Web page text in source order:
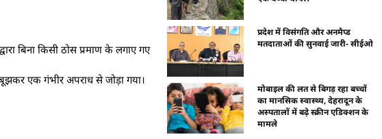
बिना किसी ठोस प्रमाण के लगाए गए
एक गंभीर अपराध से जोड़ा गया।
प्रदेश में विसंगति और अनमैप्ड
मतदाताओं की सुनवाई जारी- सीईओ
मोबाइल की लत से बिगड़ रहा बच्चों
का मानसिक स्वास्थ्य, देहरादून के
अस्पतालों में बढ़े स्क्रीन एडिक्शन के
मामले